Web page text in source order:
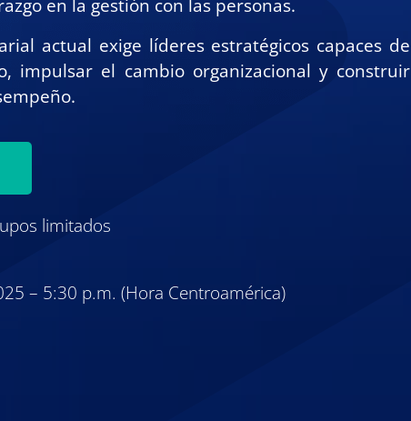
actual exige líderes estratégicos capaces de
impulsar el cambio organizacional y construir
limitados
– 5:30 p.m. (Hora Centroamérica)